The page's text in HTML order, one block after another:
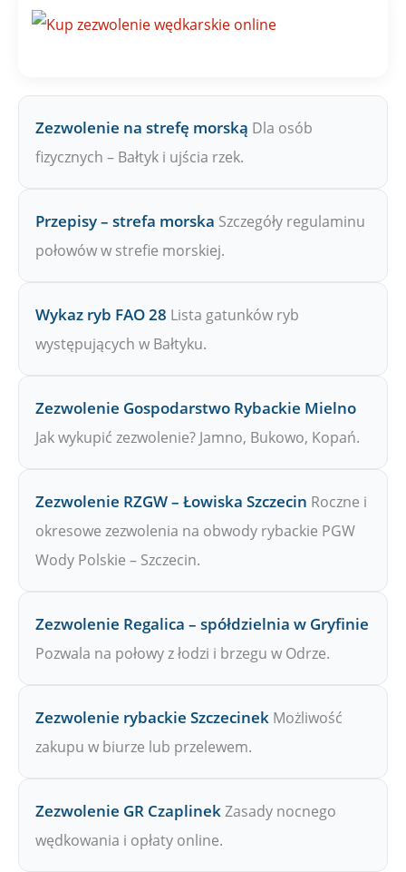
Zezwolenie na strefę morską Dla osób
fizycznych – Bałtyk i ujścia rzek.
Przepisy – strefa morska Szczegóły regulaminu
połowów w strefie morskiej.
Wykaz ryb FAO 28 Lista gatunków ryb
występujących w Bałtyku.
Zezwolenie Gospodarstwo Rybackie Mielno
Jak wykupić zezwolenie? Jamno, Bukowo, Kopań.
Zezwolenie RZGW – Łowiska Szczecin Roczne i
okresowe zezwolenia na obwody rybackie PGW
Wody Polskie – Szczecin.
Zezwolenie Regalica – spółdzielnia w Gryfinie
Pozwala na połowy z łodzi i brzegu w Odrze.
Zezwolenie rybackie Szczecinek Możliwość
zakupu w biurze lub przelewem.
Zezwolenie GR CzaplinekZasady nocnego
wędkowania i opłaty online.